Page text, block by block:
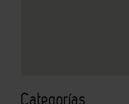
Categorías